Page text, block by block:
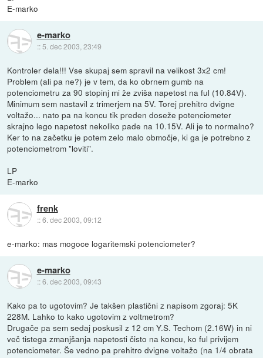
E-marko
e-marko
:: 5. dec 2003, 23:49
Kontroler dela!!! Vse skupaj sem spravil na velikost 3x2 cm!
Problem (ali pa ne?) je v tem, da ko obrnem gumb na
potenciometru za 90 stopinj mi že zviša napetost na ful (10.84V).
Minimum sem nastavil z trimerjem na 5V. Torej prehitro dvigne
voltažo... nato pa na koncu tik preden doseže potenciometer
skrajno lego napetost nekoliko pade na 10.15V. Ali je to normalno?
Ker to na začetku je potem zelo malo območje, ki ga je potrebno z
potenciometrom "loviti".
LP
E-marko
frenk
::6. dec 2003, 09:12
e-marko: mas mogoce logaritemski potenciometer?
e-marko
::6. dec 2003, 09:43
Kako pa to ugotovim? Je takšen plastični z napisom zgoraj: 5K
228M. Lahko to kako ugotovim z voltmetrom?
Drugače pa sem sedaj poskusil z 12 cm Y.S. Techom (2.16W) in ni
več tistega zmanjšanja napetosti čisto na koncu, ko ful privijem
potenciometer. Še vedno pa prehitro dvigne voltažo (na 1/4 obrata